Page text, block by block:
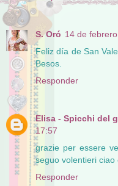
S. Oró 14 de
Feliz día de San
Besos.
Responder
Elisa - Spicchi del
17:57
grazie per essere
seguo volentieri ciao
Responder